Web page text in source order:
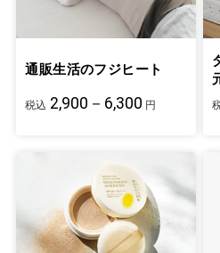
通販生活のフジヒート
税込 2,900－6,300 円